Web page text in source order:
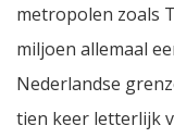
metropolen zoals
miljoen allemaal
Nederlandse
tien keer letterlijk